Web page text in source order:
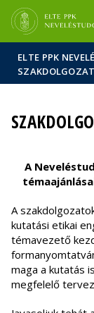
ELTE PPK
A
A
kutatási etikai
témavezető
maga a kutatás
megfelelő